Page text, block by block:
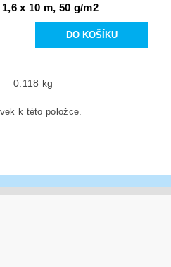
x 10 m, 50 g/m2
0.118 kg
k této položce.